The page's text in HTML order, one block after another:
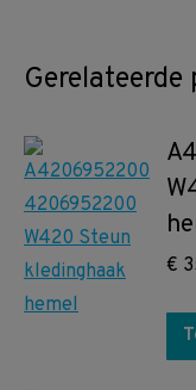
Gerelateerde
€